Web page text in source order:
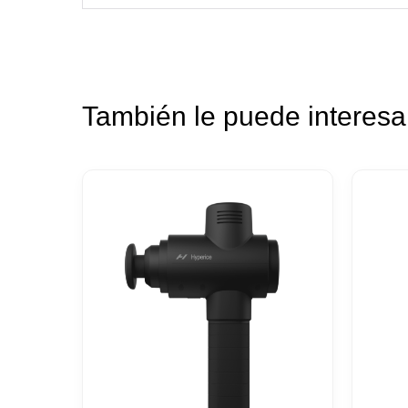
También le puede